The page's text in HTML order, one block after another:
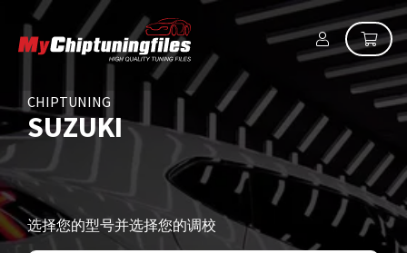
CHIPTUNING
SUZUKI
选择您的型号并选择您的调校